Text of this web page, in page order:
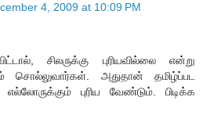
4, 2009 at 10:09 PM
சிலருக்கு புரியவில்லை என்று
அதுதான் தமிழ்ப்பட
புரிய வேண்டும். பிடிக்க